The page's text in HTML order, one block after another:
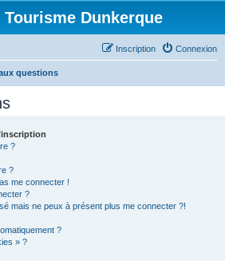
Dunkerque
Connexion
Inscription
questions
?
?
me connecter !
?
mais ne peux à présent plus me connecter ?!
?
» ?